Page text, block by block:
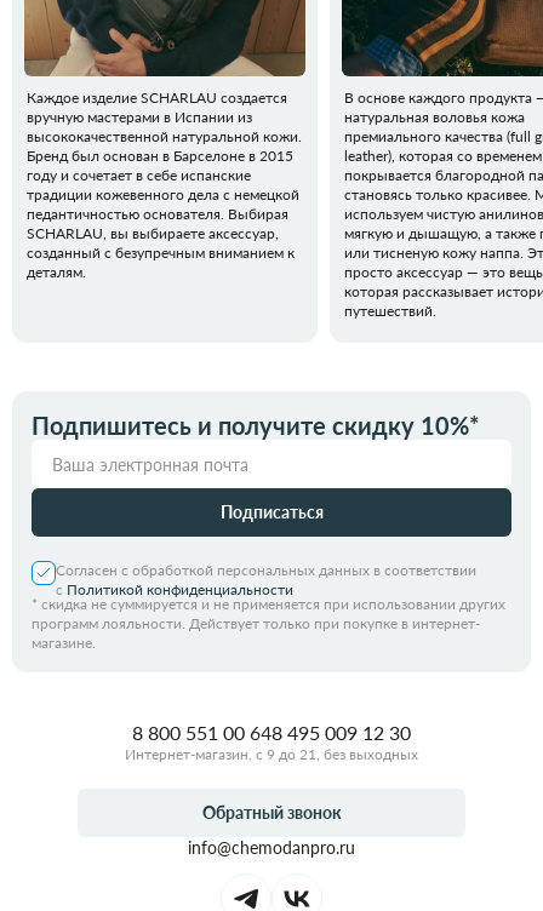
Каждое изделие SCHARLAU создается
вручную мастерами в Испании из
высококачественной натуральной кожи.
Бренд был основан в Барселоне в 2015
году и сочетает в себе испанские
традиции кожевенного дела с немецкой
педантичностью основателя. Выбирая
SCHARLAU, вы выбираете аксессуар,
созданный с безупречным вниманием к
деталям.
В основе каждого продукта
натуральная воловья кожа
премиального качества (full
leather), которая со временем
покрывается благородной
становясь только красивее.
используем чистую
мягкую и дышащую, а также
или тисненую кожу наппа.
просто аксессуар — это
которая рассказывает
путешествий.
Подпишитесь и получите скидку 10%*
Подписаться
Согласен с обработкой персональных данных в соответствии
с Политикой конфиденциальности
* скидка не суммируется и не применяется при использовании других
программ лояльности. Действует только при покупке в интернет-
магазине.
8 800 551 00 648 495 009 12 30
Интернет-магазин, с 9 до 21, без выходных
Обратный звонок
info@chemodanpro.ru